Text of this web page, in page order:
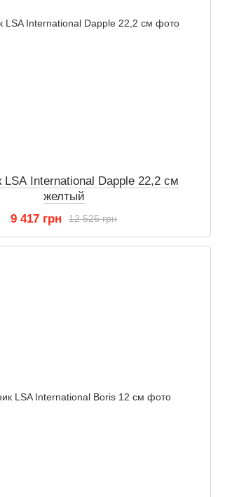
LSA International Dapple 22,2 см
желтый
12 525 грн
9 417 грн